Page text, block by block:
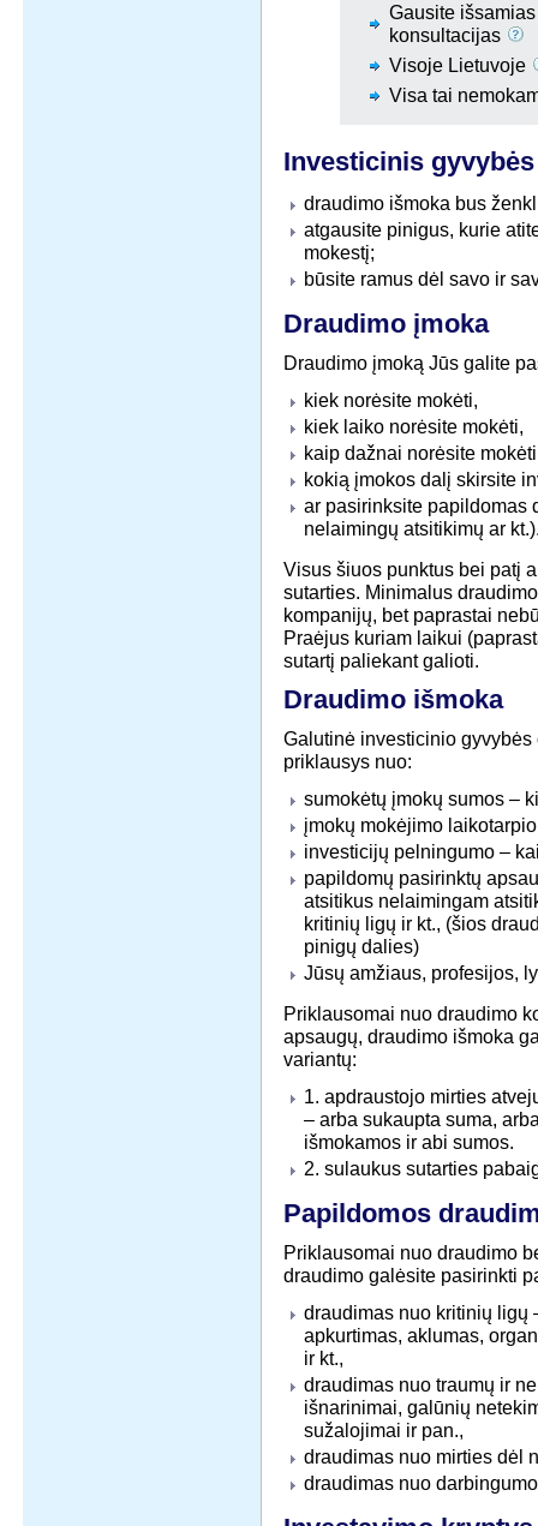
Gausite išsamias
konsultacijas
Visoje Lietuvoje
Visa tai
Investicinis
draudimo išmoka bus
atgausite pinigus, kurie
mokestį;
būsite ramus dėl savo ir
Draudimo įmoka
Draudimo įmoką Jūs galite
kiek norėsite mokėti,
kiek laiko norėsite mokėti,
kaip dažnai norėsite
kokią įmokos dalį skirsite
ar pasirinksite papildomas
nelaimingų atsitikimų ar
Visus šiuos punktus bei patį
sutarties. Minimalus
kompanijų, bet paprastai
Praėjus kuriam laikui
sutartį paliekant galioti.
Draudimo išmoka
Galutinė investicinio
priklausys nuo:
sumokėtų įmokų sumos –
įmokų mokėjimo
investicijų pelningumo –
papildomų pasirinktų
atsitikus nelaimingam
kritinių ligų ir kt., (šios
pinigų dalies)
Jūsų amžiaus, profesijos,
Priklausomai nuo draudimo
apsaugų, draudimo išmoka
variantų:
1. apdraustojo mirties
– arba sukaupta suma,
išmokamos ir abi sumos.
2. sulaukus sutarties
Papildomos
Priklausomai nuo draudimo
draudimo galėsite pasirinkti
draudimas nuo kritinių ligų
apkurtimas, aklumas,
ir kt.,
draudimas nuo traumų ir
išnarinimai, galūnių
sužalojimai ir pan.,
draudimas nuo mirties dėl
draudimas nuo